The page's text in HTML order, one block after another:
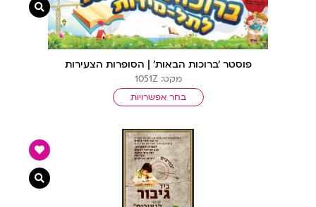
פוסטר ‘ברוכות הבאות’ | הסופרות הצעירות
מקט: 1051Z
בחר אפשרויות
צפייה
צפייה